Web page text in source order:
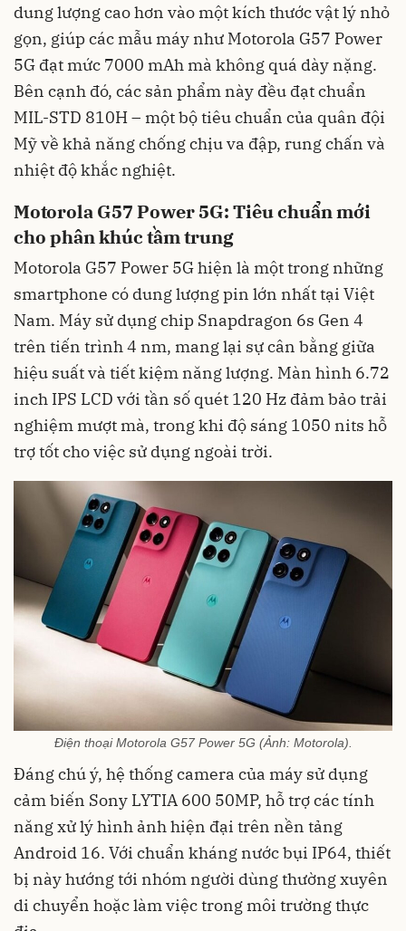
dung lượng cao hơn vào một kích thước vật lý nhỏ
gọn, giúp các mẫu máy như Motorola G57 Power
5G đạt mức 7000 mAh mà không quá dày nặng.
Bên cạnh đó, các sản phẩm này đều đạt chuẩn
MIL-STD 810H – một bộ tiêu chuẩn của quân đội
Mỹ về khả năng chống chịu va đập, rung chấn và
nhiệt độ khắc nghiệt.
Motorola G57 Power 5G: Tiêu chuẩn mới
cho phân khúc tầm trung
Motorola G57 Power 5G hiện là một trong những
smartphone có dung lượng pin lớn nhất tại Việt
Nam. Máy sử dụng chip Snapdragon 6s Gen 4
trên tiến trình 4 nm, mang lại sự cân bằng giữa
hiệu suất và tiết kiệm năng lượng. Màn hình 6.72
inch IPS LCD với tần số quét 120 Hz đảm bảo trải
nghiệm mượt mà, trong khi độ sáng 1050 nits hỗ
trợ tốt cho việc sử dụng ngoài trời.
Điện thoại Motorola G57 Power 5G (Ảnh: Motorola).
Đáng chú ý, hệ thống camera của máy sử dụng
cảm biến Sony LYTIA 600 50MP, hỗ trợ các tính
năng xử lý hình ảnh hiện đại trên nền tảng
Android 16. Với chuẩn kháng nước bụi IP64, thiết
bị này hướng tới nhóm người dùng thường xuyên
di chuyển hoặc làm việc trong môi trường thực